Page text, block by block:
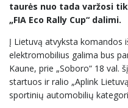
taurės nuo tada varžosi
„FIA Eco Rally Cup“ dalimi.
Į Lietuvą atvyksta komandos
elektromobilius galima bus
Kaune, prie „Soboro“ 18 val.
startuos ir ralio „Aplink
sportinių automobilių